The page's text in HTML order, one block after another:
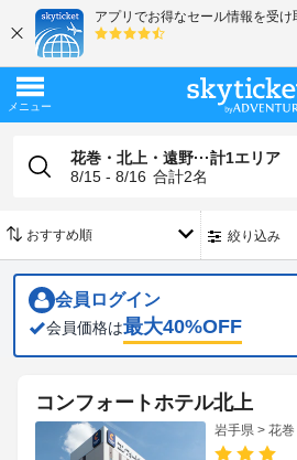
花巻・北上・遠野···計1エリア
8/15 - 8/16 合計2名
絞り込み
会員ログイン
会員価格は最大40%OFF
コンフォートホテル北上
岩手県 > 花